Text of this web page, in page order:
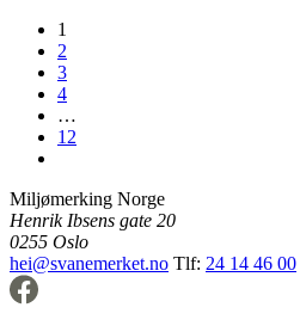
1
2
3
4
…
12
Miljømerking Norge
Henrik Ibsens gate 20
0255 Oslo
hei@svanemerket.no Tlf: 24 14 46 00